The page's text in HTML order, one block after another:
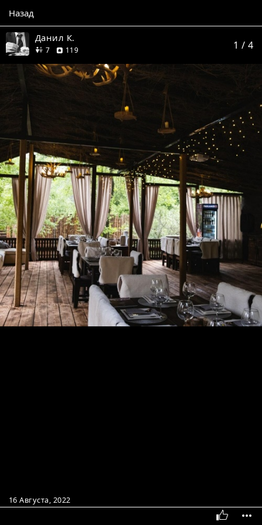
Назад
Данил К.
7друзей
119отзывов 1 / 4
16 Августа, 2022